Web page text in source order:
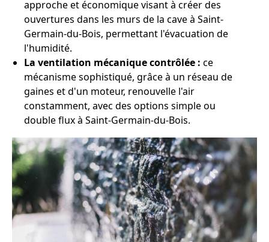
approche et économique visant à créer des
ouvertures dans les murs de la cave à Saint-
Germain-du-Bois, permettant l'évacuation de
l'humidité.
La ventilation mécanique contrôlée : ce
mécanisme sophistiqué, grâce à un réseau de
gaines et d'un moteur, renouvelle l'air
constamment, avec des options simple ou
double flux à Saint-Germain-du-Bois.